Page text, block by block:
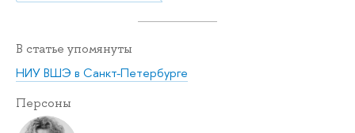
В статье упомянуты
НИУ ВШЭ в Санкт-Петербурге
Персоны